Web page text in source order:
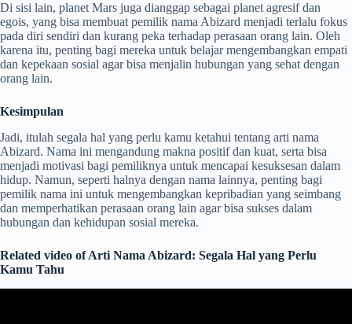
Di sisi lain, planet Mars juga dianggap sebagai planet agresif dan
egois, yang bisa membuat pemilik nama Abizard menjadi terlalu fokus
pada diri sendiri dan kurang peka terhadap perasaan orang lain. Oleh
karena itu, penting bagi mereka untuk belajar mengembangkan empati
dan kepekaan sosial agar bisa menjalin hubungan yang sehat dengan
orang lain.
Kesimpulan
Jadi, itulah segala hal yang perlu kamu ketahui tentang arti nama
Abizard. Nama ini mengandung makna positif dan kuat, serta bisa
menjadi motivasi bagi pemiliknya untuk mencapai kesuksesan dalam
hidup. Namun, seperti halnya dengan nama lainnya, penting bagi
pemilik nama ini untuk mengembangkan kepribadian yang seimbang
dan memperhatikan perasaan orang lain agar bisa sukses dalam
hubungan dan kehidupan sosial mereka.
Related video of Arti Nama Abizard: Segala Hal yang Perlu
Kamu Tahu